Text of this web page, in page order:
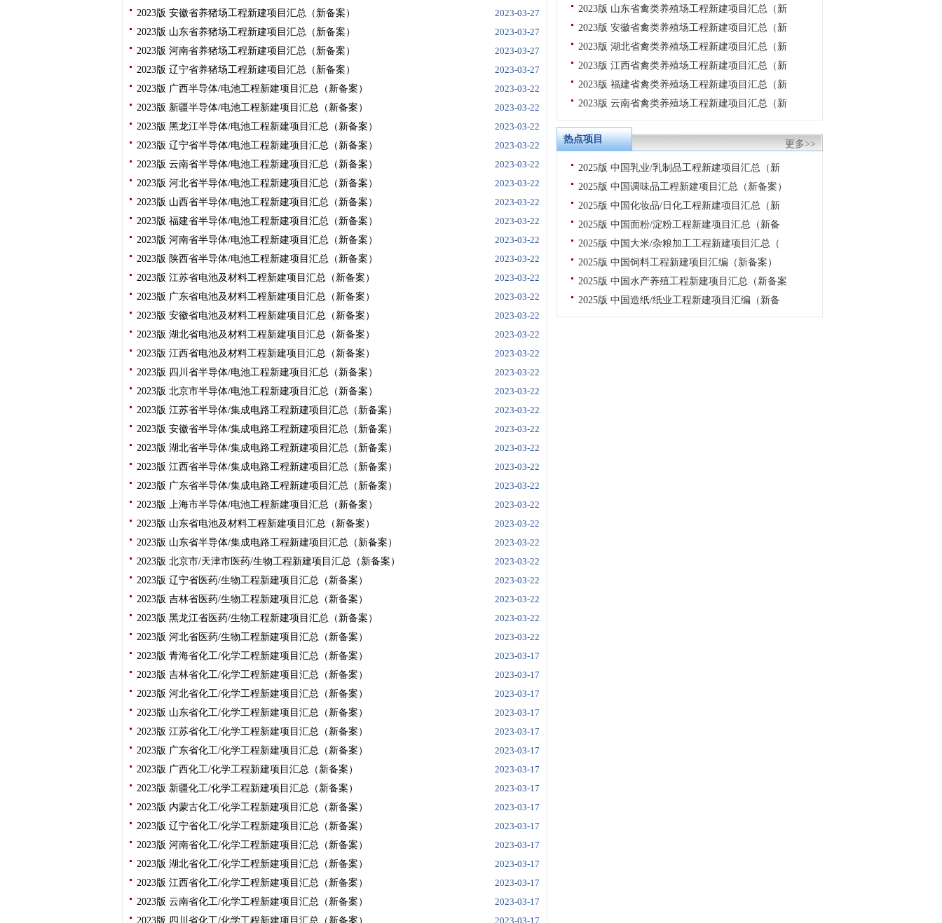
2023-03-27
2023版 安徽省养猪场工程新建项目汇总（新备案）
2023-03-27
2023版 山东省养猪场工程新建项目汇总（新备案）
2023-03-27
2023版 河南省养猪场工程新建项目汇总（新备案）
2023-03-27
2023版 辽宁省养猪场工程新建项目汇总（新备案）
2023-03-22
2023版 广西半导体/电池工程新建项目汇总（新备案）
2023-03-22
2023版 新疆半导体/电池工程新建项目汇总（新备案）
2023-03-22
2023版 黑龙江半导体/电池工程新建项目汇总（新备案）
2023-03-22
2023版 辽宁省半导体/电池工程新建项目汇总（新备案）
2023-03-22
2023版 云南省半导体/电池工程新建项目汇总（新备案）
2023-03-22
2023版 河北省半导体/电池工程新建项目汇总（新备案）
2023-03-22
2023版 山西省半导体/电池工程新建项目汇总（新备案）
2023-03-22
2023版 福建省半导体/电池工程新建项目汇总（新备案）
2023-03-22
2023版 河南省半导体/电池工程新建项目汇总（新备案）
2023-03-22
2023版 陕西省半导体/电池工程新建项目汇总（新备案）
2023-03-22
2023版 江苏省电池及材料工程新建项目汇总（新备案）
2023-03-22
2023版 广东省电池及材料工程新建项目汇总（新备案）
2023-03-22
2023版 安徽省电池及材料工程新建项目汇总（新备案）
2023-03-22
2023版 湖北省电池及材料工程新建项目汇总（新备案）
2023-03-22
2023版 江西省电池及材料工程新建项目汇总（新备案）
2023-03-22
2023版 四川省半导体/电池工程新建项目汇总（新备案）
2023-03-22
2023版 北京市半导体/电池工程新建项目汇总（新备案）
2023-03-22
2023版 江苏省半导体/集成电路工程新建项目汇总（新备案）
2023-03-22
2023版 安徽省半导体/集成电路工程新建项目汇总（新备案）
2023-03-22
2023版 湖北省半导体/集成电路工程新建项目汇总（新备案）
2023-03-22
2023版 江西省半导体/集成电路工程新建项目汇总（新备案）
2023-03-22
2023版 广东省半导体/集成电路工程新建项目汇总（新备案）
2023-03-22
2023版 上海市半导体/电池工程新建项目汇总（新备案）
2023-03-22
2023版 山东省电池及材料工程新建项目汇总（新备案）
2023-03-22
2023版 山东省半导体/集成电路工程新建项目汇总（新备案）
2023-03-22
2023版 北京市/天津市医药/生物工程新建项目汇总（新备案）
2023-03-22
2023版 辽宁省医药/生物工程新建项目汇总（新备案）
2023-03-22
2023版 吉林省医药/生物工程新建项目汇总（新备案）
2023-03-22
2023版 黑龙江省医药/生物工程新建项目汇总（新备案）
2023-03-22
2023版 河北省医药/生物工程新建项目汇总（新备案）
2023-03-17
2023版 青海省化工/化学工程新建项目汇总（新备案）
2023-03-17
2023版 吉林省化工/化学工程新建项目汇总（新备案）
2023-03-17
2023版 河北省化工/化学工程新建项目汇总（新备案）
2023-03-17
2023版 山东省化工/化学工程新建项目汇总（新备案）
2023-03-17
2023版 江苏省化工/化学工程新建项目汇总（新备案）
2023-03-17
2023版 广东省化工/化学工程新建项目汇总（新备案）
2023-03-17
2023版 广西化工/化学工程新建项目汇总（新备案）
2023-03-17
2023版 新疆化工/化学工程新建项目汇总（新备案）
2023-03-17
2023版 内蒙古化工/化学工程新建项目汇总（新备案）
2023-03-17
2023版 辽宁省化工/化学工程新建项目汇总（新备案）
2023-03-17
2023版 河南省化工/化学工程新建项目汇总（新备案）
2023-03-17
2023版 湖北省化工/化学工程新建项目汇总（新备案）
2023-03-17
2023版 江西省化工/化学工程新建项目汇总（新备案）
2023-03-17
2023版 云南省化工/化学工程新建项目汇总（新备案）
2023-03-17
2023版 四川省化工/化学工程新建项目汇总（新备案）
2023版 山东省禽类养殖场工程新建项目汇总（新
2023版 安徽省禽类养殖场工程新建项目汇总（新
2023版 湖北省禽类养殖场工程新建项目汇总（新
2023版 江西省禽类养殖场工程新建项目汇总（新
2023版 福建省禽类养殖场工程新建项目汇总（新
2023版 云南省禽类养殖场工程新建项目汇总（新
更多>>
热点项目
2025版 中国乳业/乳制品工程新建项目汇总（新
2025版 中国调味品工程新建项目汇总（新备案）
2025版 中国化妆品/日化工程新建项目汇总（新
2025版 中国面粉/淀粉工程新建项目汇总（新备
2025版 中国大米/杂粮加工工程新建项目汇总（
2025版 中国饲料工程新建项目汇编（新备案）
2025版 中国水产养殖工程新建项目汇总（新备案
2025版 中国造纸/纸业工程新建项目汇编（新备